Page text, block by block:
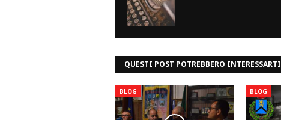
QUESTI POST POTREBBERO INTERESSARTI
BLOG BLOG